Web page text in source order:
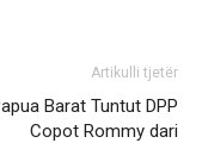
Artikulli tjetër
Barat Tuntut DPP
Copot Rommy dari